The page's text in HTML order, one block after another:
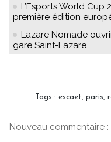
L’Esports World Cup
première édition
Lazare Nomade
gare Saint-Lazare
Tags : escaet paris
Nouveau commentaire :